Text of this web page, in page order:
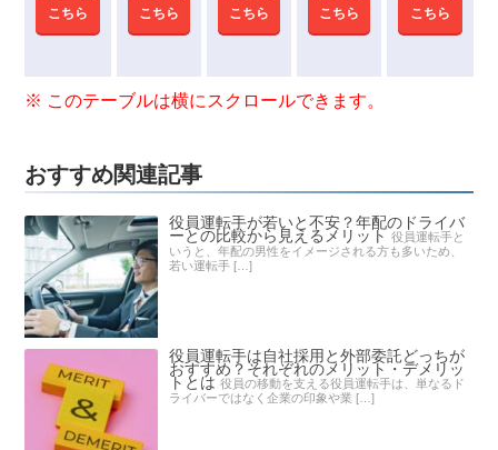
こちら
こちら
こちら
こちら
こちら
おすすめ関連記事
役員運転手が若いと不安？年配のドライバ
ーとの比較から見えるメリット 役員運転手と
いうと、年配の男性をイメージされる方も多いため、
若い運転手 […]
役員運転手は自社採用と外部委託どっちが
おすすめ？それぞれのメリット・デメリッ
トとは 役員の移動を支える役員運転手は、単なるド
ライバーではなく企業の印象や業 […]